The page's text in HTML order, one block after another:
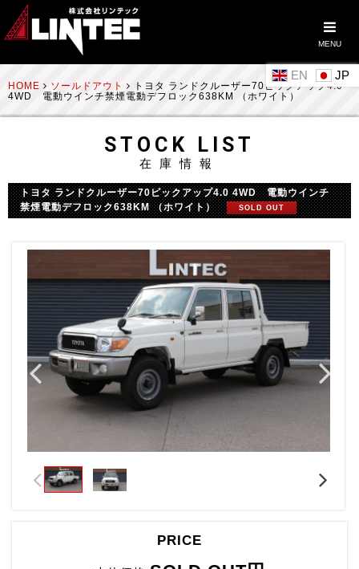
MENU
EN
HOME ソールドアウト
トヨタ ランドクルーザー70ピックアップ4.0
4WD 電動ウインチ禁煙電動デフロック638KM （ホワイト）
STOCK LIST
在庫情報
トヨタ ランドクルーザー70ピックアップ4.0 4WD 電動ウインチ
禁煙電動デフロック638KM （ホワイト）
SOLD OUT
PRICE